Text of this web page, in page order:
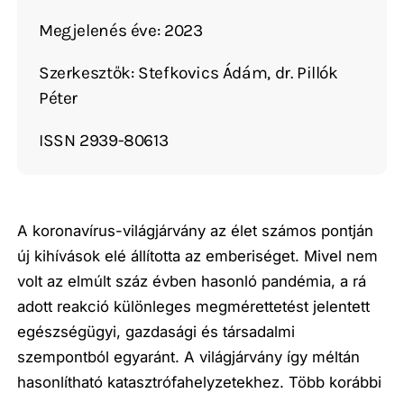
Megjelenés éve: 2023
Szerkesztők: Stefkovics Ádám, dr. Pillók
Péter
ISSN 2939-80613
A koronavírus-világjárvány az élet számos pontján
új kihívások elé állította az emberiséget. Mivel nem
volt az elmúlt száz évben hasonló pandémia, a rá
adott reakció különleges megmérettetést jelentett
egészségügyi, gazdasági és társadalmi
szempontból egyaránt. A világjárvány így méltán
hasonlítható katasztrófahelyzetekhez. Több korábbi